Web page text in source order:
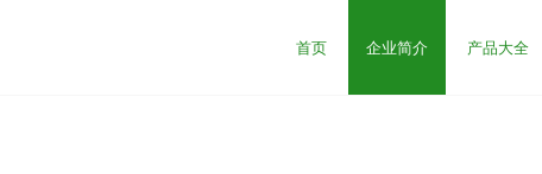
首页 企业简介 产品大全